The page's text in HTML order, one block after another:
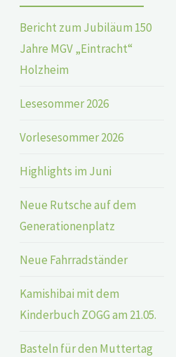
Bericht zum Jubiläum 150
Jahre MGV „Eintracht“
Holzheim
Lesesommer 2026
Vorlesesommer 2026
Highlights im Juni
Neue Rutsche auf dem
Generationenplatz
Neue Fahrradständer
Kamishibai mit dem
Kinderbuch ZOGG am 21.05.
Basteln für den Muttertag